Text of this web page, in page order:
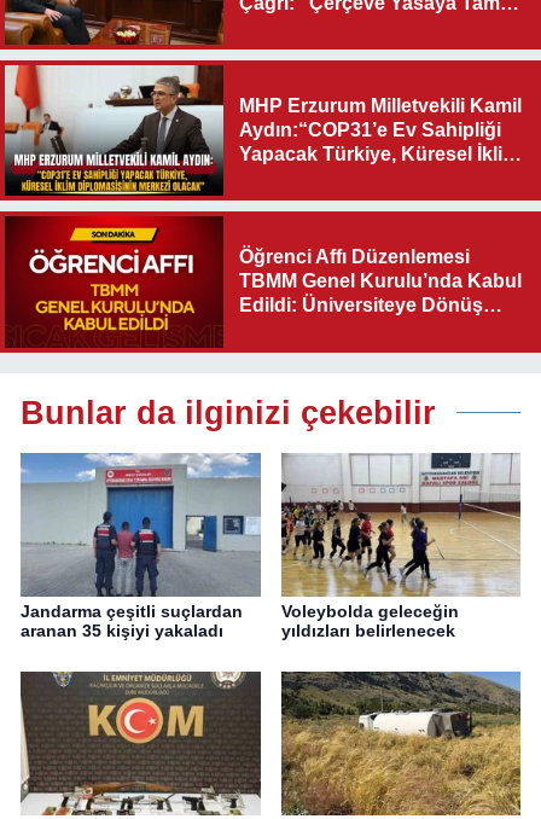
MHP Erzurum Milletvekili Kamil
Aydın:“COP31’e Ev Sahipliği
Yapacak Türkiye, Küresel İklim
Olacak"
Öğrenci Affı Düzenlemesi
TBMM Genel Kurulu’nda Kabul
Edildi: Üniversiteye Dönüş
Bunlar da ilginizi çekebilir
Jandarma çeşitli suçlardan
aranan 35 kişiyi yakaladı
Voleybolda geleceğin
yıldızları belirlenecek